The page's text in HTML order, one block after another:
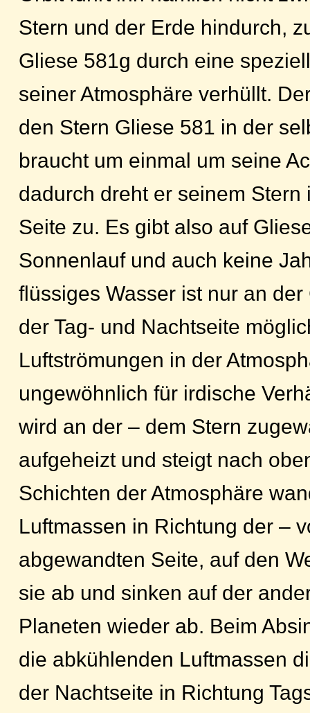
Stern und der Erde hindurch,
Gliese 581g durch eine
seiner Atmosphäre verhüllt.
den Stern Gliese 581 in der
braucht um einmal um seine
dadurch dreht er seinem Stern
Seite zu. Es gibt also auf
Sonnenlauf und auch keine
flüssiges Wasser ist nur an
der Tag- und Nachtseite
Luftströmungen in der
ungewöhnlich für irdische
wird an der – dem Stern
aufgeheizt und steigt nach
Schichten der Atmosphäre
Luftmassen in Richtung der –
abgewandten Seite, auf den
sie ab und sinken auf der
Planeten wieder ab. Beim
die abkühlenden Luftmassen
der Nachtseite in Richtung